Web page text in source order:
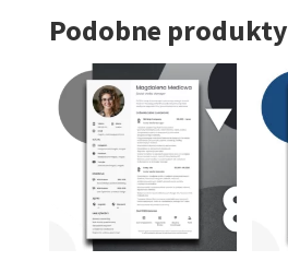
Podobne produkty